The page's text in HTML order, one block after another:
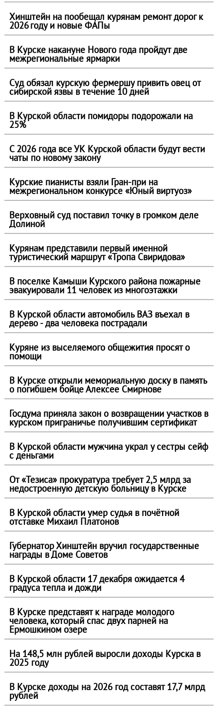
Хинштейн на пообещал курянам ремонт дорог к
2026 году и новые ФАПы
В Курске накануне Нового года пройдут две
межрегиональные ярмарки
Суд обязал курскую фермершу привить овец от
сибирской язвы в течение 10 дней
В Курской области помидоры подорожали на
25%
С 2026 года все УК Курской области будут вести
чаты по новому закону
Курские пианисты взяли Гран‑при на
межрегиональном конкурсе «Юный виртуоз»
Верховный суд поставил точку в громком деле
Долиной
Курянам представили первый именной
туристический маршрут «Тропа Свиридова»
В поселке Камыши Курского района пожарные
эвакуировали 11 человек из многоэтажки
В Курской области автомобиль ВАЗ въехал в
дерево - два человека пострадали
Куряне из выселяемого общежития просят о
помощи
В Курске открыли мемориальную доску в память
о погибшем бойце Алексее Смирнове
Госдума приняла закон о возвращении участков в
курском приграничье получившим сертификат
В Курской области мужчина украл у сестры сейф
с деньгами
От «Тезиса» прокуратура требует 2,5 млрд за
недостроенную детскую больницу в Курске
В Курской области умер судья в почётной
отставке Михаил Платонов
Губернатор Хинштейн вручил государственные
награды в Доме Советов
В Курской области 17 декабря ожидается 4
градуса тепла и дожди
В Курске представят к награде молодого
человека, который спас двух парней на
Ермошкином озере
На 148,5 млн рублей выросли доходы Курска в
2025 году
В Курске доходы на 2026 год составят 17,7 млрд
рублей